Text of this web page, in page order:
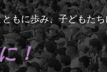
もに歩み、子どもた
！